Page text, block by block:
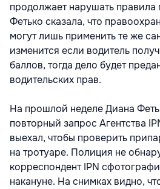
продолжает нарушать правила
Фетько сказала, что
могут лишь применить те же
изменится если водитель
баллов, тогда дело будет
водительских прав.
На прошлой неделе Диана
повторный запрос Агентства
выехал, чтобы проверить
на тротуаре. Полиция не
корреспондент IPN
накануне. На снимках видно,